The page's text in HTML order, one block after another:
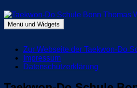
Inhalt
springen
Taekwon-Do Schule Bonn Thomas
Blog Taekwon-Do Schule Bonn
Menü und Widgets
Zur Webseite der Taekwon-Do
Impressum
Datenschutzerklärung